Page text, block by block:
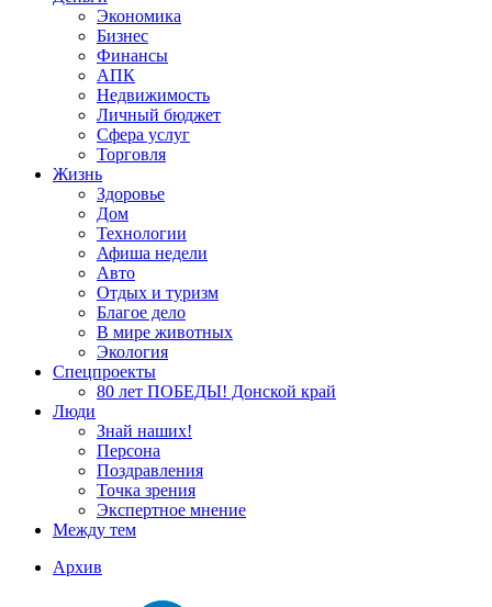
Экономика
Бизнес
Финансы
АПК
Недвижимость
Личный бюджет
Сфера услуг
Торговля
Жизнь
Здоровье
Дом
Технологии
Афиша недели
Авто
Отдых и туризм
Благое дело
В мире животных
Экология
Спецпроекты
80 лет ПОБЕДЫ! Донской край
Люди
Знай наших!
Персона
Поздравления
Точка зрения
Экспертное мнение
Между тем
Архив